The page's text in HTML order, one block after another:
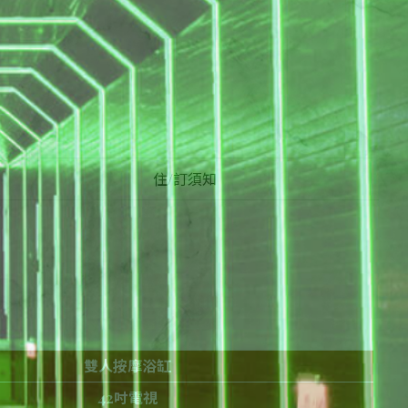
住/訂須知
雙人按摩浴缸
42吋電視